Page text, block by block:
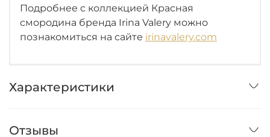
Подробнее с коллекцией Красная
смородина бренда Irina Valery можно
познакомиться на сайте irinavalery.com
Характеристики
Отзывы